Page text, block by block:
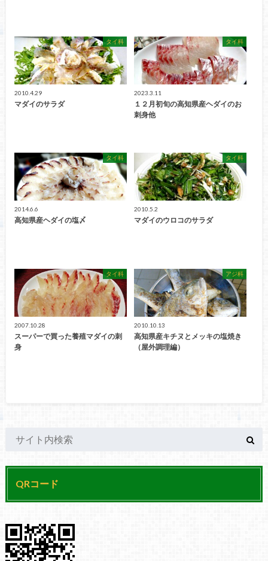
タイ科
2010.4.29
マダイのサラダ
タイ科
2023.3.11
１２月初旬の高知県産ヘダイのお
刺身他
タイ科
2014.6.6
高知県産ヘダイの塩〆
タイ科
2010.5.2
マダイのウロコのサラダ
タイ科
2007.10.28
スーパーで買った養殖マダイの刺
身
アジ科
2010.10.13
高知県産キチヌとメッキの塩焼き
（屋外調理編）
QRコード